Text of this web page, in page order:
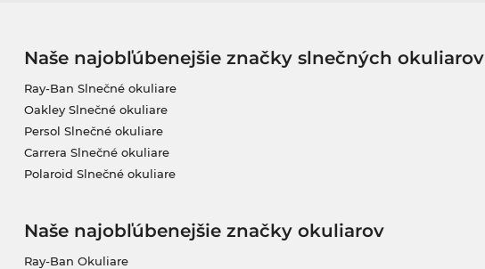
Naše najobľúbenejšie značky slnečných okuliarov
Ray-Ban Slnečné okuliare
Oakley Slnečné okuliare
Persol Slnečné okuliare
Carrera Slnečné okuliare
Polaroid Slnečné okuliare
Naše najobľúbenejšie značky okuliarov
Ray-Ban Okuliare